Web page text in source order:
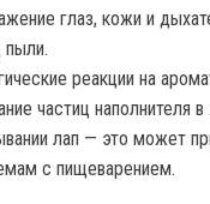
глаз, кожи и
пыли.
реакции на
частиц наполнителя
лап — это может
с пищеварением.